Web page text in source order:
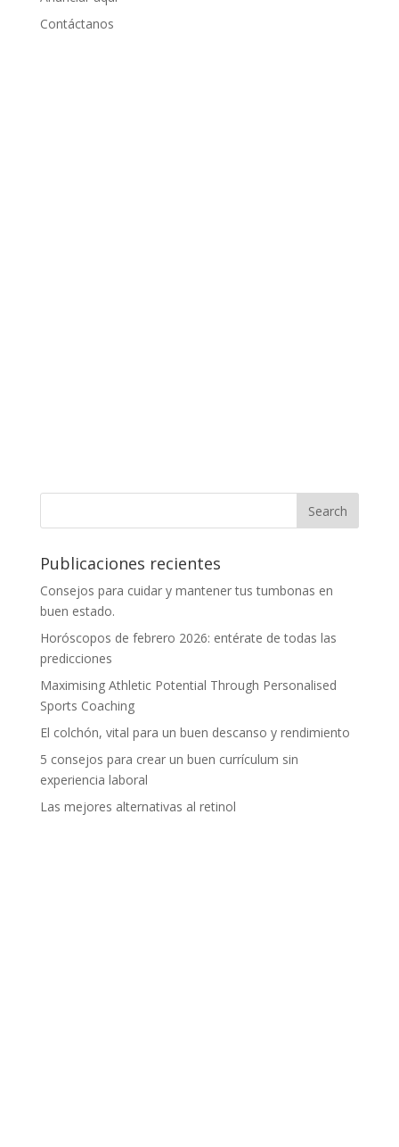
Contáctanos
Publicaciones recientes
Consejos para cuidar y mantener tus tumbonas en
buen estado.
Horóscopos de febrero 2026: entérate de todas las
predicciones
Maximising Athletic Potential Through Personalised
Sports Coaching
El colchón, vital para un buen descanso y rendimiento
5 consejos para crear un buen currículum sin
experiencia laboral
Las mejores alternativas al retinol